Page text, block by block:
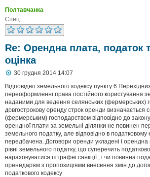
Полтавчанка
Спец
Re: Орендна плата, податок
оцінка
П
в
і
д
о
м
л
е
н
н
я
30 грудня 2014 14:07
Відповідно земельного кодексу пункту 6
переоформленні права постійного користування
наданими для ведення селянських (фермерських)
довгострокову оренду строк оренди визначається
(фермерським) господарством відповідно до
орендної плати за земельні ділянки не повинен
земельного податку, але відповідно в податковому
передбачена. Договори оренди укладені і
рівні земельного податку, що суперечить
нараховуватися штрафні санкції , і чи повинна
оренедарям з пропозиціями внесення змін до
податкового кодексу